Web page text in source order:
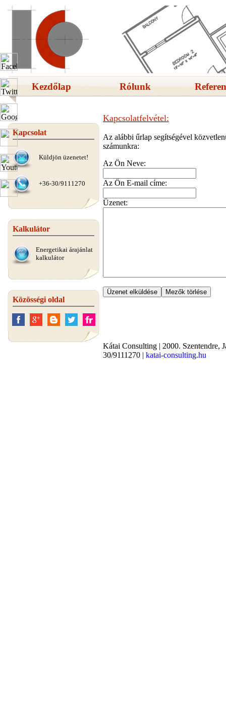
Kezdőlap Rólunk
Kapcsolat
Küldjön üzenetet!
+36-30/9111270
Kalkulátor
Energetikai árajánlat
kalkulátor
Közösségi oldal
Kapcsolatfelvétel:
Az alábbi űrlap segítségével
számunkra:
Az Ön Neve:
Az Ön E-mail címe:
Üzenet:
Kátai Consulting | 2000. Szentendre,
30/9111270 | katai-consulting.hu